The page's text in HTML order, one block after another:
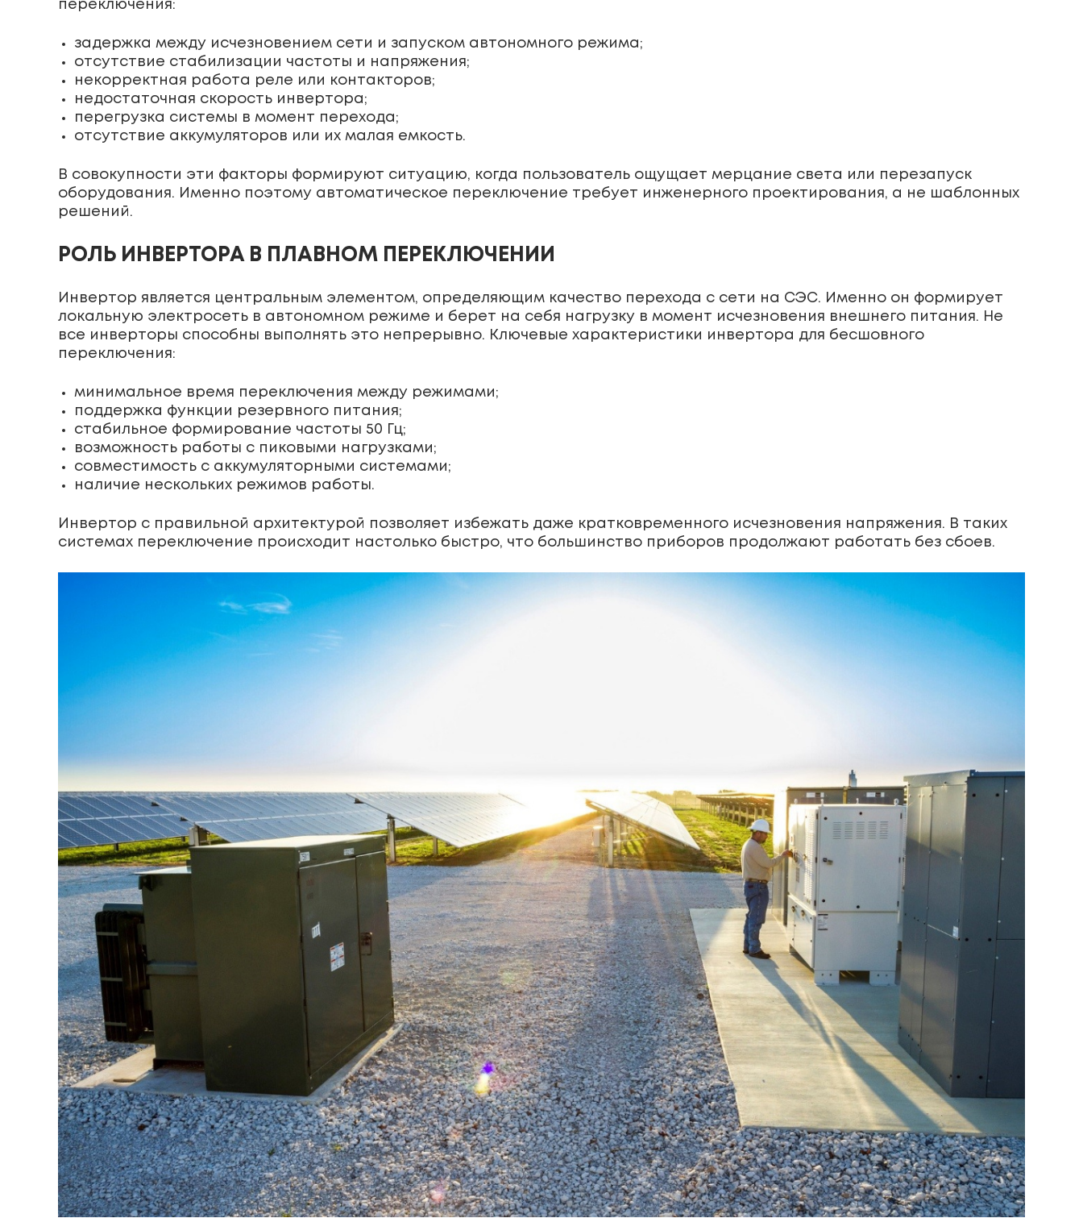
переключения:
задержка между исчезновением сети и запуском автономного режима;
отсутствие стабилизации частоты и напряжения;
некорректная работа реле или контакторов;
недостаточная скорость инвертора;
перегрузка системы в момент перехода;
отсутствие аккумуляторов или их малая емкость.
В совокупности эти факторы формируют ситуацию, когда пользователь ощущает мерцание света или перезапуск
оборудования. Именно поэтому автоматическое переключение требует инженерного проектирования, а не шаблонных
решений.
РОЛЬ ИНВЕРТОРА В ПЛАВНОМ ПЕРЕКЛЮЧЕНИИ
Инвертор является центральным элементом, определяющим качество перехода с сети на СЭС. Именно он формирует
локальную электросеть в автономном режиме и берет на себя нагрузку в момент исчезновения внешнего питания. Не
все инверторы способны выполнять это непрерывно. Ключевые характеристики инвертора для бесшовного
переключения:
минимальное время переключения между режимами;
поддержка функции резервного питания;
стабильное формирование частоты 50 Гц;
возможность работы с пиковыми нагрузками;
совместимость с аккумуляторными системами;
наличие нескольких режимов работы.
Инвертор с правильной архитектурой позволяет избежать даже кратковременного исчезновения напряжения. В таких
системах переключение происходит настолько быстро, что большинство приборов продолжают работать без сбоев.